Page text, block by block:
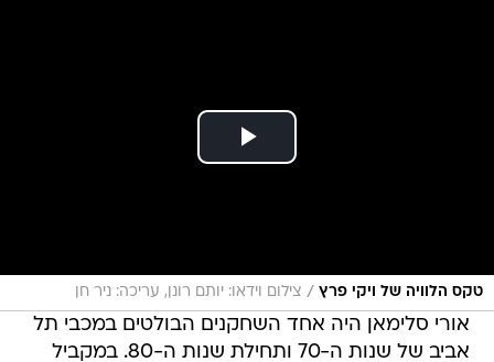
אורי סלימאן היה אחד השחקנים הבולטים במכבי תל
אביב של שנות ה-70 ותחילת שנות ה-80. במקביל
לקריירת כדורגל באחת הקבוצות הגדולות בישראל,
במדיה שיחק במשך 12 שנים בשתי קדנציות שונות